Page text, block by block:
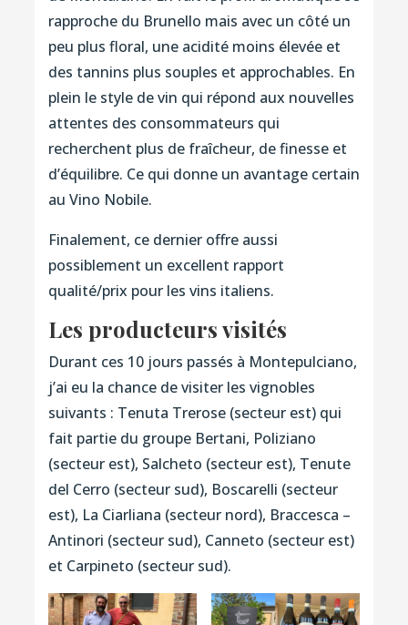
rapproche du Brunello mais avec un côté un
peu plus floral, une acidité moins élevée et
des tannins plus souples et approchables. En
plein le style de vin qui répond aux nouvelles
attentes des consommateurs qui
recherchent plus de fraîcheur, de finesse et
d’équilibre. Ce qui donne un avantage certain
au Vino Nobile.
Finalement, ce dernier offre aussi
possiblement un excellent rapport
qualité/prix pour les vins italiens.
Les producteurs visités
Durant ces 10 jours passés à Montepulciano,
j’ai eu la chance de visiter les vignobles
suivants : Tenuta Trerose (secteur est) qui
fait partie du groupe Bertani, Poliziano
(secteur est), Salcheto (secteur est), Tenute
del Cerro (secteur sud), Boscarelli (secteur
est), La Ciarliana (secteur nord), Braccesca –
Antinori (secteur sud), Canneto (secteur est)
et Carpineto (secteur sud).